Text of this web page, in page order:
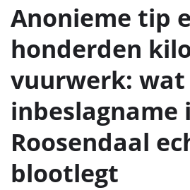
Anonieme tip
honderden
vuurwerk: wat
inbeslagname
Roosendaal
blootlegt